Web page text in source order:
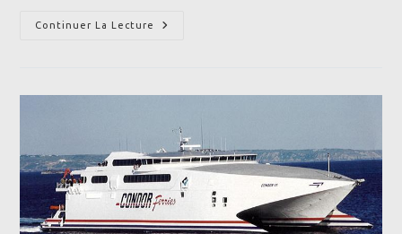
Continuer La Lecture
HSC